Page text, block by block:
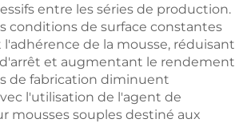
entre les séries de production.
conditions de surface constantes
de la mousse, réduisant
et augmentant le rendement
de fabrication diminuent
l'utilisation de l'agent de
mousses souples destiné aux